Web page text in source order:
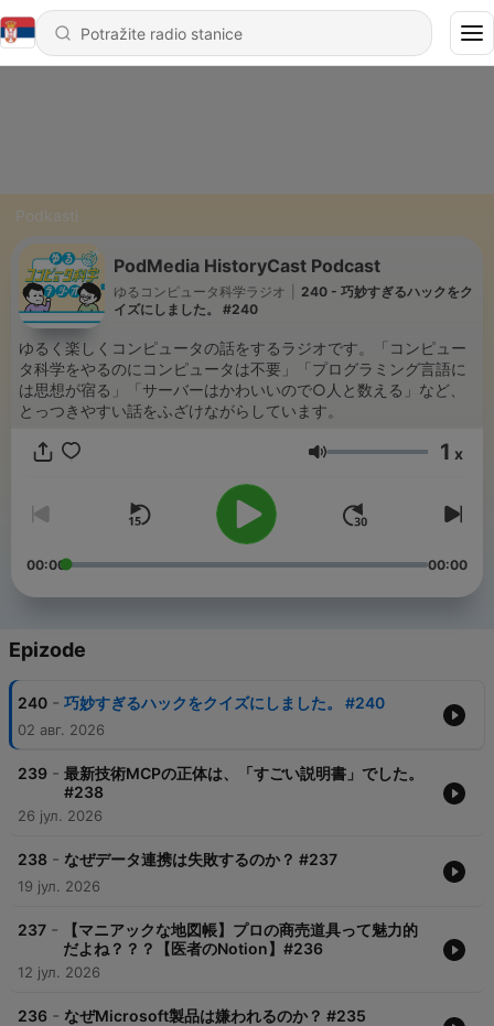
Podkasti
PodMedia HistoryCast Podcast
ゆるコンピュータ科学ラジオ
240 - 巧妙すぎるハックをク
イズにしました。 #240
ゆるく楽しくコンピュータの話をするラジオです。「コンピュー
タ科学をやるのにコンピュータは不要」「プログラミング言語に
は思想が宿る」「サーバーはかわいいので○人と数える」など、
とっつきやすい話をふざけながらしています。
Jačina zvuka 1 x
00:00 00:00
Epizode
240 - 巧妙すぎるハックをクイズにしました。 #240
02 авг. 2026
239 - 最新技術MCPの正体は、「すごい説明書」でした。
#238
26 јул. 2026
238 - なぜデータ連携は失敗するのか？ #237
19 јул. 2026
237 -
【マニアックな地図帳】プロの商売道具って魅力的
だよね？？？【医者のNotion】#236
12 јул. 2026
236 - なぜMicrosoft製品は嫌われるのか？ #235